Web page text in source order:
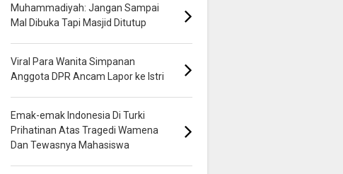
Muhammadiyah: Jangan Sampai
Mal Dibuka Tapi Masjid Ditutup
Viral Para Wanita Simpanan
Anggota DPR Ancam Lapor ke Istri
Emak-emak Indonesia Di Turki
Prihatinan Atas Tragedi Wamena
Dan Tewasnya Mahasiswa